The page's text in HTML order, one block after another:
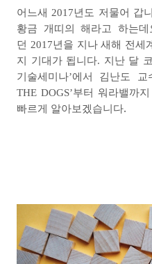
어느새 2017년도 저물어 갑
황금 개띠의 해라고 하는데
던 2017년을 지나 새해 전세
지 기대가 됩니다. 지난 달
기술세미나’에서 김난도 교
THE DOGS’부터 워라밸까지
빠르게 알아보겠습니다.